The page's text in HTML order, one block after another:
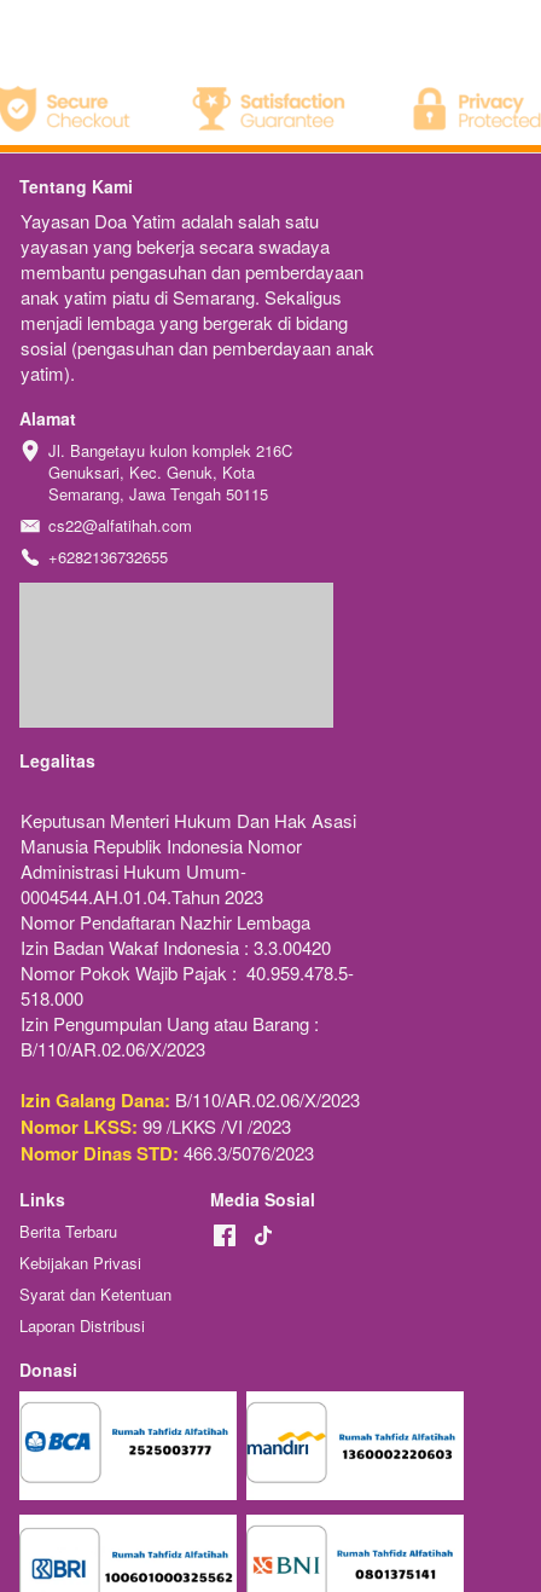
Tentang Kami
Yayasan Doa Yatim adalah salah satu
yayasan yang bekerja secara swadaya
membantu pengasuhan dan pemberdayaan
anak yatim piatu di Semarang. Sekaligus
menjadi lembaga yang bergerak di bidang
sosial (pengasuhan dan pemberdayaan anak
yatim).
Alamat
Jl. Bangetayu kulon komplek 216C
Genuksari, Kec. Genuk, Kota
Semarang, Jawa Tengah 50115
cs22@alfatihah.com
+6282136732655
Legalitas
Keputusan Menteri Hukum Dan Hak Asasi
Manusia Republik Indonesia Nomor
Administrasi Hukum Umum-
0004544.AH.01.04.Tahun 2023
Nomor Pendaftaran Nazhir Lembaga
Izin Badan Wakaf Indonesia : 3.3.00420
Nomor Pokok Wajib Pajak :  40.959.478.5-
518.000
Izin Pengumpulan Uang atau Barang :
B/110/AR.02.06/X/2023
Izin Galang Dana: B/110/AR.02.06/X/2023
Nomor LKSS: 99 /LKKS /VI /2023
Nomor Dinas STD: 466.3/5076/2023
Links
Berita Terbaru
Kebijakan Privasi
Syarat dan Ketentuan
Laporan Distribusi
Media Sosial
Donasi